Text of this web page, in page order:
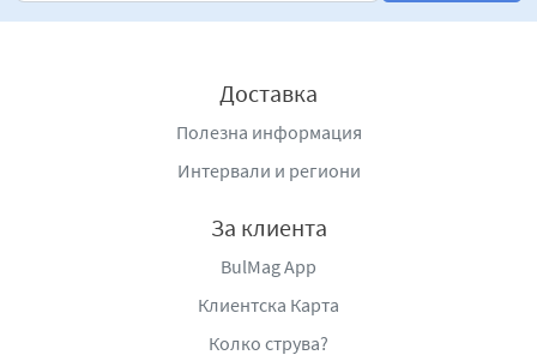
Доставка
Полезна информация
Интервали и региони
За клиента
BulMag App
Клиентска Карта
Колко струва?